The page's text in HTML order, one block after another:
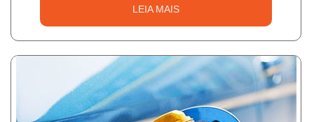
LEIA MAIS